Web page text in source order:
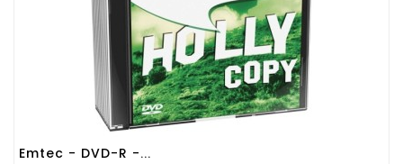
Emtec - DVD-R -...